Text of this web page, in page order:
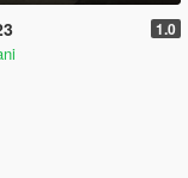
1.0